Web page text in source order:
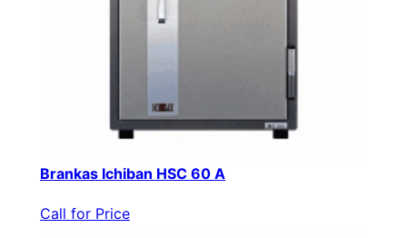
Brankas Ichiban HSC 60 A
Call for Price